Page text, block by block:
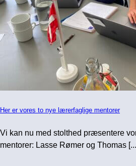
Her er vores to nye lærerfaglige mentorer
Vi kan nu med stolthed præsentere
mentorer: Lasse Rømer og Thomas